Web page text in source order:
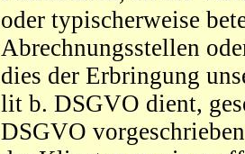
oder typischerweise
Abrechnungsstellen
dies der Erbringung
lit b. DSGVO dient,
DSGVO